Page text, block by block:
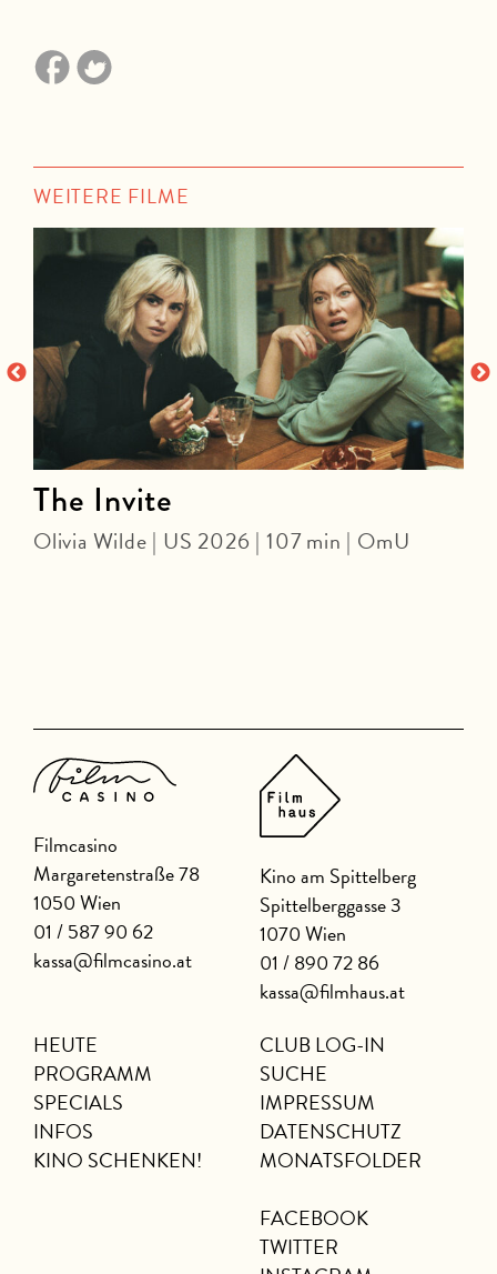
WEITERE FILME
The Invite
Olivia Wilde | US 2026 | 107 min | OmU
Filmcasino
Margaretenstraße 78
1050 Wien
01 / 587 90 62
kassa@filmcasino.at
Kino am Spittelberg
Spittelberggasse 3
1070 Wien
01 / 890 72 86
kassa@filmhaus.at
HEUTE
PROGRAMM
SPECIALS
INFOS
KINO SCHENKEN!
CLUB LOG-IN
SUCHE
IMPRESSUM
DATENSCHUTZ
MONATSFOLDER
FACEBOOK
TWITTER